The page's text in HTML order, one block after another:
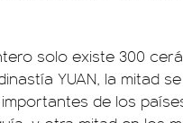
solo existe 300
YUAN, la mitad
de los